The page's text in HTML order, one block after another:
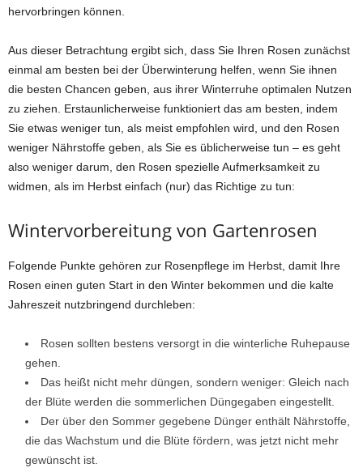
hervorbringen können.
Aus dieser Betrachtung ergibt sich, dass Sie Ihren Rosen zunächst
einmal am besten bei der Überwinterung helfen, wenn Sie ihnen
die besten Chancen geben, aus ihrer Winterruhe optimalen Nutzen
zu ziehen. Erstaunlicherweise funktioniert das am besten, indem
Sie etwas weniger tun, als meist empfohlen wird, und den Rosen
weniger Nährstoffe geben, als Sie es üblicherweise tun – es geht
also weniger darum, den Rosen spezielle Aufmerksamkeit zu
widmen, als im Herbst einfach (nur) das Richtige zu tun:
Wintervorbereitung von Gartenrosen
Folgende Punkte gehören zur Rosenpflege im Herbst, damit Ihre
Rosen einen guten Start in den Winter bekommen und die kalte
Jahreszeit nutzbringend durchleben:
Rosen sollten bestens versorgt in die winterliche Ruhepause
gehen.
Das heißt nicht mehr düngen, sondern weniger: Gleich nach
der Blüte werden die sommerlichen Düngegaben eingestellt.
Der über den Sommer gegebene Dünger enthält Nährstoffe,
die das Wachstum und die Blüte fördern, was jetzt nicht mehr
gewünscht ist.